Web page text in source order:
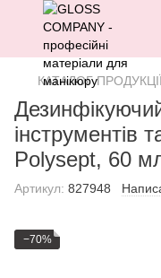
КАТАЛОГ ПРОДУКЦІЇ
інструментів
Polysept, 60
Артикул: 827948
−70%